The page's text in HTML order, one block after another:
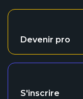
Devenir pro
S'inscrire